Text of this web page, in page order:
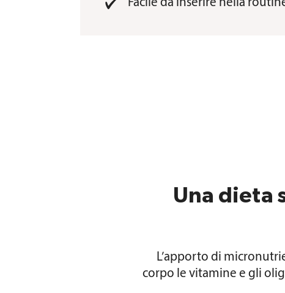
Facile da inserire nella
Una dieta
L’apporto di
corpo le vitamine e gli